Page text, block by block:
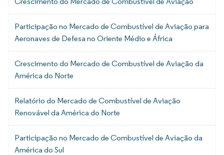
Participação no Mercado de Combustível de Aviação para
Aeronaves de Defesa no Oriente Médio e África
Crescimento do Mercado de Combustível de Aviação da
América do Norte
Relatório do Mercado de Combustível de Aviação
Renovável da América do Norte
Participação no Mercado de Combustível de Aviação da
América do Sul